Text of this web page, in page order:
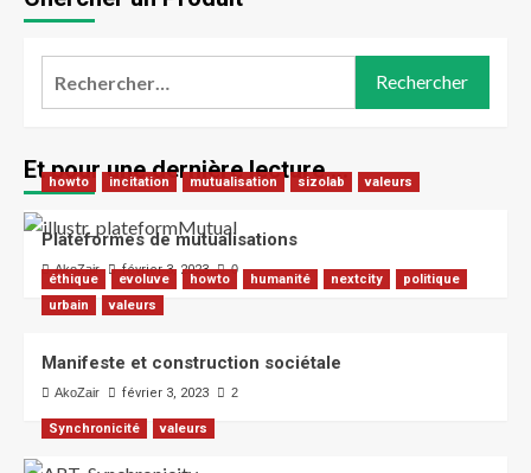
Et pour une dernière lecture …
howto incitation mutualisation sizolab valeurs
Plateformes de mutualisations
AkoZair février 3, 2023 0
éthique evoluve howto humanité nextcity
politique
urbain
valeurs
Manifeste et construction sociétale
AkoZair février 3, 2023 2
Synchronicité valeurs